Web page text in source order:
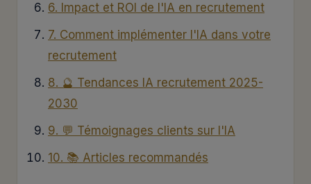
6. Impact et ROI de l'IA en recrutement
7. Comment implémenter l'IA dans votre
recrutement
8. 🔮 Tendances IA recrutement 2025-
2030
9. 💬 Témoignages clients sur l'IA
10. 📚 Articles recommandés